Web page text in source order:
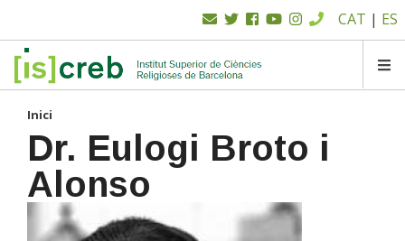
contingut
superior
SK
CAT | ES
Inici
Dr. Eulogi Broto i
Alonso